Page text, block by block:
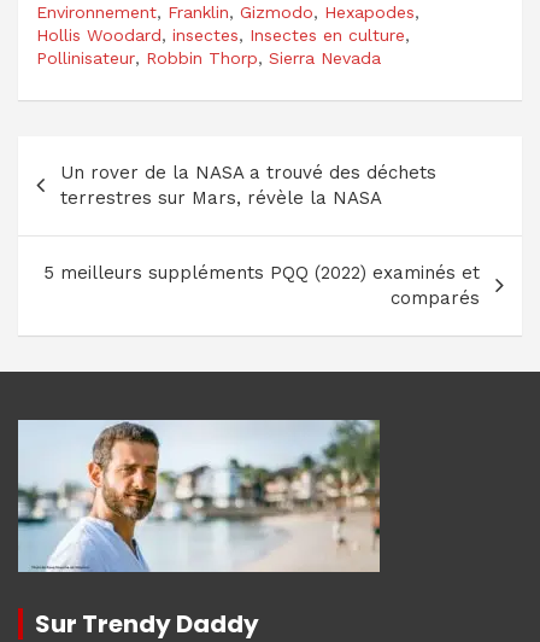
Environnement, Franklin, Gizmodo, Hexapodes,
Hollis Woodard, insectes, Insectes en culture,
Pollinisateur, Robbin Thorp, Sierra Nevada
de
l’article
Un rover de la NASA a trouvé des déchets
terrestres sur Mars, révèle la NASA
5 meilleurs suppléments PQQ (2022) examinés et
comparés
Sur Trendy Daddy